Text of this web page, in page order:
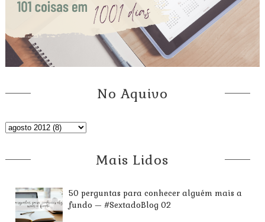
No Aquivo
Mais Lidos
50 perguntas para conhecer alguém mais a
fundo — #SextadoBlog 02